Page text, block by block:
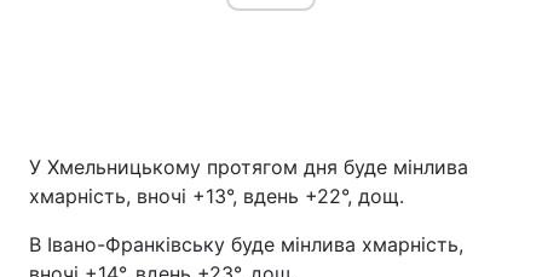
У Хмельницькому протягом дня буде мінлива
хмарність, вночі +13°, вдень +22°, дощ.
В Івано-Франківську буде мінлива хмарність,